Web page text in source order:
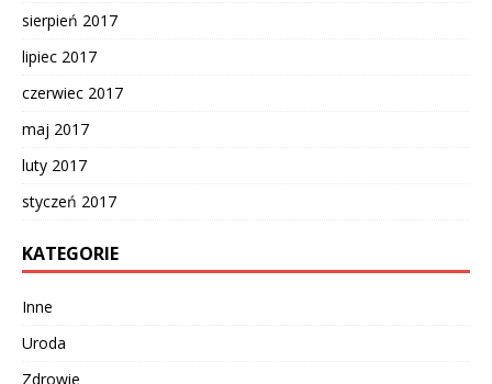
sierpień 2017
lipiec 2017
czerwiec 2017
maj 2017
luty 2017
styczeń 2017
KATEGORIE
Inne
Uroda
Zdrowie